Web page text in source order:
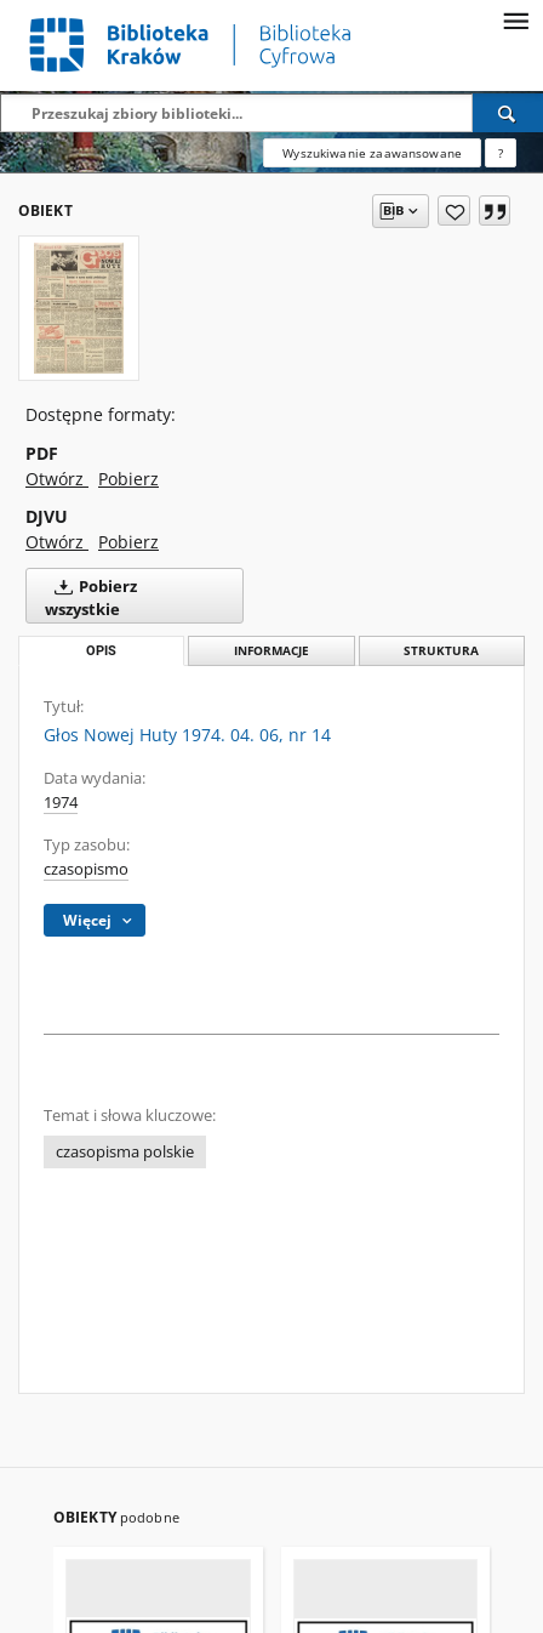
Wyszukiwanie zaawansowane ?
OBIEKT
Dostępne formaty:
PDF
Otwórz
Pobierz
DJVU
Otwórz
Pobierz
Pobierz
wszystkie
OPIS INFORMACJE STRUKTURA
Tytuł:
Głos Nowej Huty 1974. 04. 06, nr 14
Data wydania:
1974
Typ zasobu:
czasopismo
Więcej
Temat i słowa kluczowe:
czasopisma polskie
OBIEKTY podobne